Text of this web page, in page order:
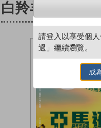
白羚羊 : 亞馬
請登入以享受個
過」繼續瀏覽。
成